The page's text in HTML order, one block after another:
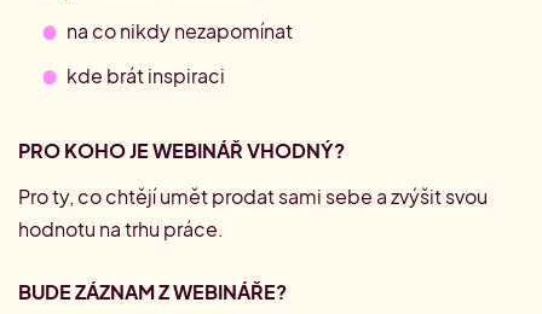
na co nikdy nezapomínat
kde brát inspiraci
PRO KOHO JE WEBINÁŘ VHODNÝ?
Pro ty, co chtějí umět prodat sami sebe a zvýšit svou
hodnotu na trhu práce.
BUDE ZÁZNAM Z WEBINÁŘE?